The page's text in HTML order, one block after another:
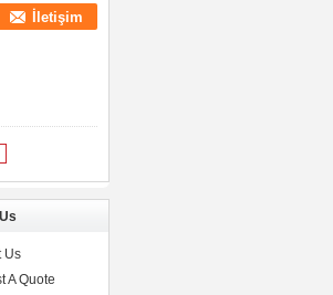
İletişim
Us
A Quote